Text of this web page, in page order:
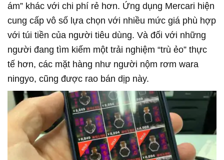
ám” khác với chi phí rẻ hơn. Ứng dụng Mercari hiện
cung cấp vô số lựa chọn với nhiều mức giá phù hợp
với túi tiền của người tiêu dùng. Và đối với những
người đang tìm kiếm một trải nghiệm “trù ẻo” thực
tế hơn, các mặt hàng như người nộm rơm wara
ningyo, cũng được rao bán dịp này.